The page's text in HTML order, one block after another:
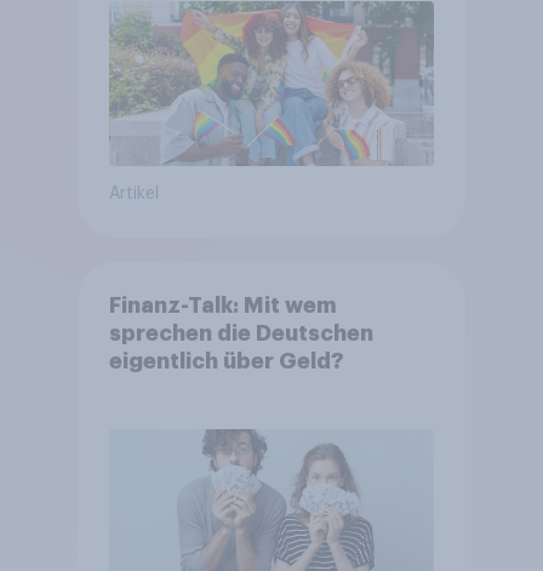
Artikel
Finanz-Talk: Mit wem
sprechen die Deutschen
eigentlich über Geld?